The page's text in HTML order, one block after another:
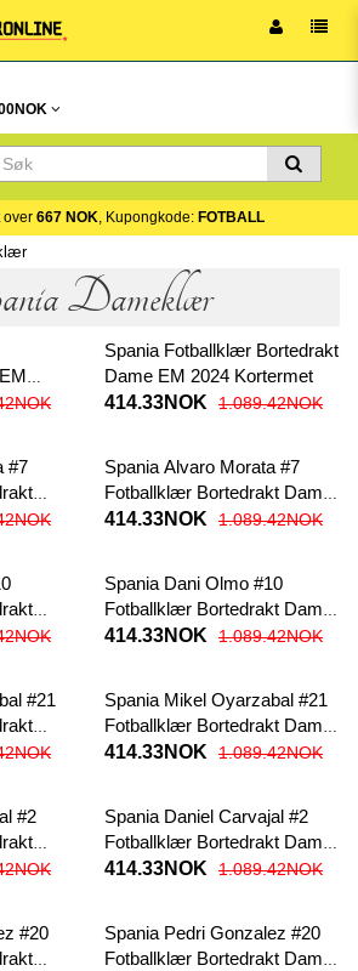
over 667 NOK, Kupongkode: FOTBALL
Dameklær
Spania Fotballklær Bortedrakt
Dame EM 2024 Kortermet
414.33NOK
1.089.42NOK
#7
Spania Alvaro Morata #7
Fotballklær Bortedrakt Dame
EM 2024 Kortermet
414.33NOK 1.089.42NOK
Spania Dani Olmo #10
Fotballklær Bortedrakt Dame
EM 2024 Kortermet
414.33NOK 1.089.42NOK
#21
Spania Mikel Oyarzabal #21
Fotballklær Bortedrakt Dame
EM 2024 Kortermet
414.33NOK 1.089.42NOK
#2
Spania Daniel Carvajal #2
Fotballklær Bortedrakt Dame
EM 2024 Kortermet
414.33NOK 1.089.42NOK
#20
Spania Pedri Gonzalez #20
Fotballklær Bortedrakt Dame